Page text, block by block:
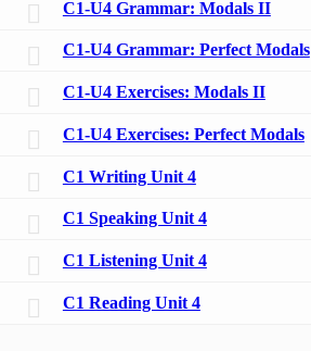
C1-U4 Grammar: Modals II
C1-U4 Grammar: Perfect Modals
C1-U4 Exercises: Modals II
C1-U4 Exercises: Perfect Modals
C1 Writing Unit 4
C1 Speaking Unit 4
C1 Listening Unit 4
C1 Reading Unit 4